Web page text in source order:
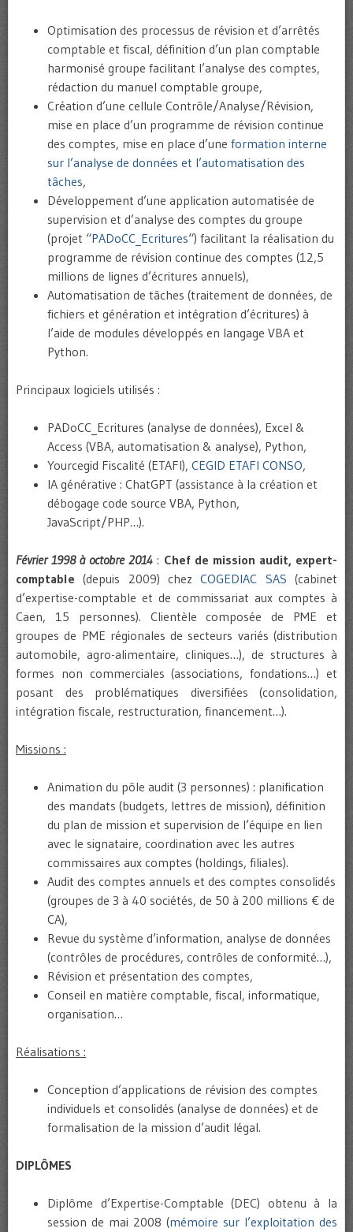
Optimisation des processus de révision et d’arrêtés
comptable et fiscal, définition d’un plan comptable
harmonisé groupe facilitant l’analyse des comptes,
rédaction du manuel comptable groupe,
Création d’une cellule Contrôle/Analyse/Révision,
mise en place d’un programme de révision continue
des comptes, mise en place d’une formation interne
sur l’analyse de données et l’automatisation des
tâches,
Développement d’une application automatisée de
supervision et d’analyse des comptes du groupe
(projet “PADoCC_Ecritures“) facilitant la réalisation du
programme de révision continue des comptes (12,5
millions de lignes d’écritures annuels),
Automatisation de tâches (traitement de données, de
fichiers et génération et intégration d’écritures) à
l’aide de modules développés en langage VBA et
Python.
Principaux logiciels utilisés :
PADoCC_Ecritures (analyse de données), Excel &
Access (VBA, automatisation & analyse), Python,
Yourcegid Fiscalité (ETAFI), CEGID ETAFI CONSO,
IA générative : ChatGPT (assistance à la création et
débogage code source VBA, Python,
JavaScript/PHP…).
Février 1998 à octobre 2014: Chef de mission audit, expert-
comptable (depuis 2009) chezCOGEDIAC SAS (cabinet
d’expertise-comptable et de commissariat aux comptes à
Caen, 15 personnes). Clientèle composée de PME et
groupes de PME régionales de secteurs variés (distribution
automobile, agro-alimentaire, cliniques…), de structures à
formes non commerciales (associations, fondations…) et
posant des problématiques diversifiées (consolidation,
intégration fiscale, restructuration, financement…).
Missions :
Animation du pôle audit (3 personnes) : planification
des mandats (budgets, lettres de mission), définition
du plan de mission et supervision de l’équipe en lien
avec le signataire, coordination avec les autres
commissaires aux comptes (holdings, filiales).
Audit des comptes annuels et des comptes consolidés
(groupes de 3 à 40 sociétés, de 50 à 200 millions € de
CA),
Revue du système d’information, analyse de données
(contrôles de procédures, contrôles de conformité…),
Révision et présentation des comptes,
Conseil en matière comptable, fiscal, informatique,
organisation…
Réalisations :
Conception d’applications de révision des comptes
individuels et consolidés (analyse de données) et de
formalisation de la mission d’audit légal.
DIPLÔMES
Diplôme d’Expertise-Comptable (DEC) obtenu à la
session de mai 2008 (mémoire sur l’exploitation des